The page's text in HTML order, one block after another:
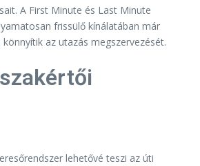
A First Minute és Last Minute
frissülő kínálatában már
az utazás megszervezését.
lehetővé teszi az úti